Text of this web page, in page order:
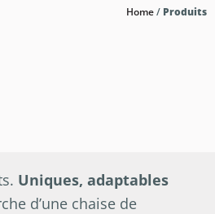
Home/ Produits
Uniques, adaptables
d’une chaise de